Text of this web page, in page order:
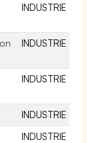
INDUSTRIE
INDUSTRIE
INDUSTRIE
INDUSTRIE
INDUSTRIE